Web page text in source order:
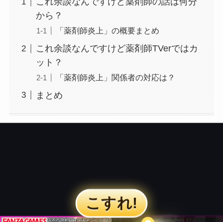
から？
「薬剤師炎上」の概要まとめ
これ余談なんですけど薬剤師TVerではカ
ット？
「薬剤師炎上」関係者の対応は？
まとめ